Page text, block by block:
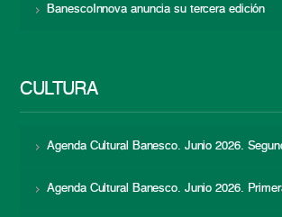
BanescoInnova anuncia su tercera edición
CULTURA
Agenda Cultural Banesco. Junio 2026.
Agenda Cultural Banesco. Junio 2026.